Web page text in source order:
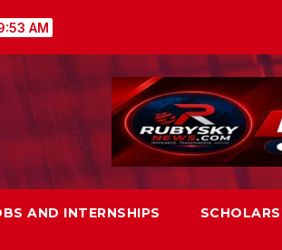
AM
AND INTERNSHIPS